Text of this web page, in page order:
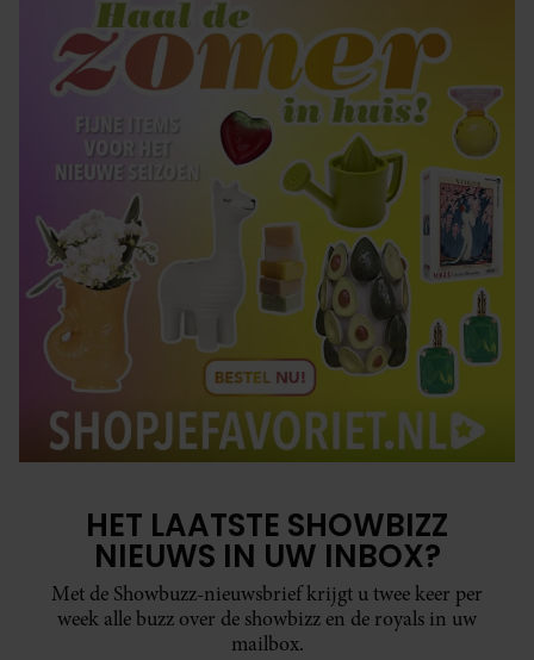
HET LAATSTE SHOWBIZZ
NIEUWS IN UW INBOX?
Met de Showbuzz-nieuwsbrief krijgt u twee keer per
week alle buzz over de showbizz en de royals in uw
mailbox.